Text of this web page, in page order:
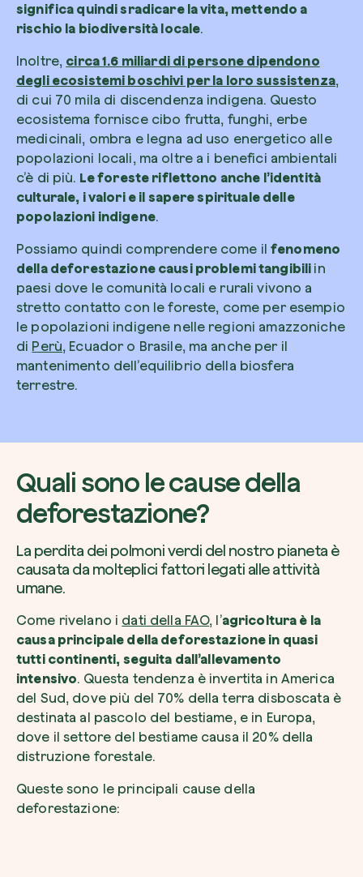
significa quindi sradicare la vita, mettendo a
rischio la biodiversità locale.
Inoltre, circa 1.6 miliardi di persone dipendono
degli ecosistemi boschivi per la loro sussistenza,
di cui 70 mila di discendenza indigena. Questo
ecosistema fornisce cibo frutta, funghi, erbe
medicinali, ombra e legna ad uso energetico alle
popolazioni locali, ma oltre a i benefici ambientali
c’è di più. Le foreste riflettono anche l’identità
culturale, i valori e il sapere spirituale delle
popolazioni indigene.
Possiamo quindi comprendere come ilfenomeno
della deforestazione causi problemi tangibili in
paesi dove le comunità locali e rurali vivono a
stretto contatto con le foreste, come per esempio
le popolazioni indigene nelle regioni amazzoniche
di Perù, Ecuador o Brasile, ma anche per il
mantenimento dell’equilibrio della biosfera
terrestre.
Quali sono le cause della
deforestazione?
La perdita dei polmoni verdi del nostro pianeta è
causata da molteplici fattori legati alle attività
umane.
Come rivelano i dati della FAO, l’agricoltura è la
causa principale della deforestazione in quasi
tutti continenti, seguita dall’allevamento
intensivo. Questa tendenza è invertita in America
del Sud, dove più del 70% della terra disboscata è
destinata al pascolo del bestiame, e in Europa,
dove il settore del bestiame causa il 20% della
distruzione forestale.
Queste sono le principali cause della
deforestazione: